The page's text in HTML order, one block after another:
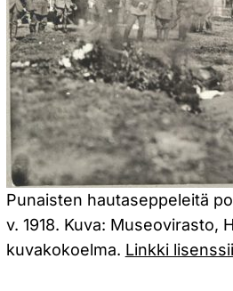
Punaisten hautaseppeleitä
v. 1918. Kuva: Museovirasto,
kuvakokoelma. Linkki